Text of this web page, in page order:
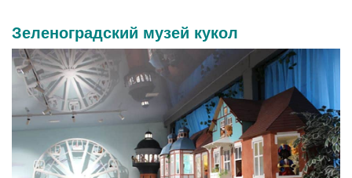
Зеленоградский музей кукол